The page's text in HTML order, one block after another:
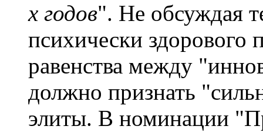
х годов". Не обсуждая
психически здорового
равенства между
должно признать
элиты. В номинации